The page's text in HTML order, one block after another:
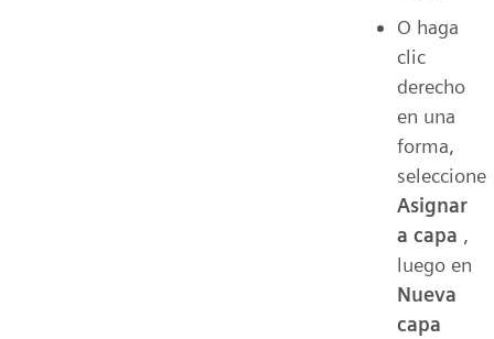
O haga
clic
derecho
en una
forma,
seleccione
Asignar
a capa ,
luego en
Nueva
capa